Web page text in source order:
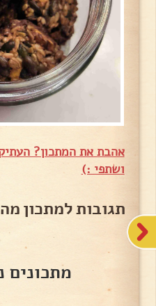
אהבת את המתכון?
ושתפי :)
תגובות למתכון
מתכונים